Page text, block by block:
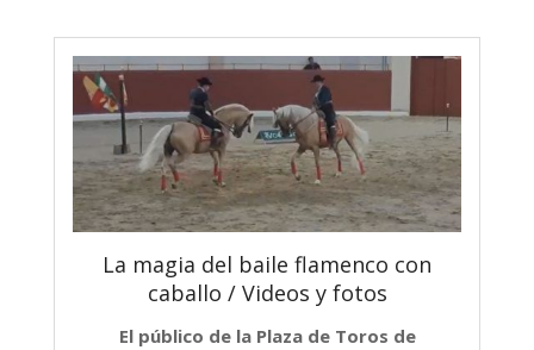
La magia del baile flamenco con
caballo / Videos y fotos
El público de la Plaza de Toros de